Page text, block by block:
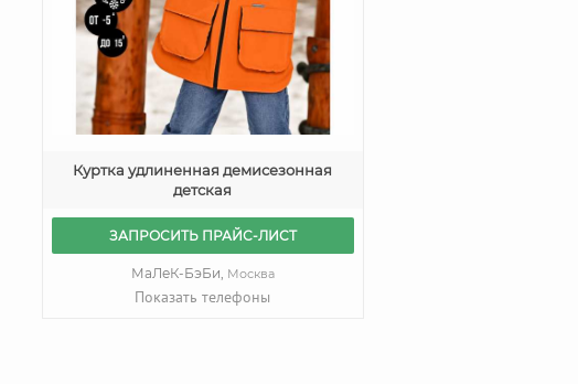
Куртка удлиненная демисезонная
детская
ЗАПРОСИТЬ ПРАЙС-ЛИСТ
МаЛеК-БэБи, Москва
Показать телефоны